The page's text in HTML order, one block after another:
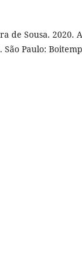
de Sousa.
Paulo: